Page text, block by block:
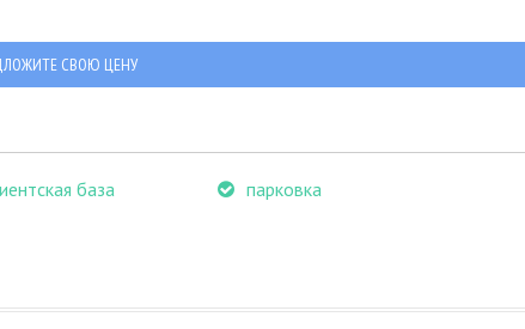
СВОЮ ЦЕНУ
база парковка